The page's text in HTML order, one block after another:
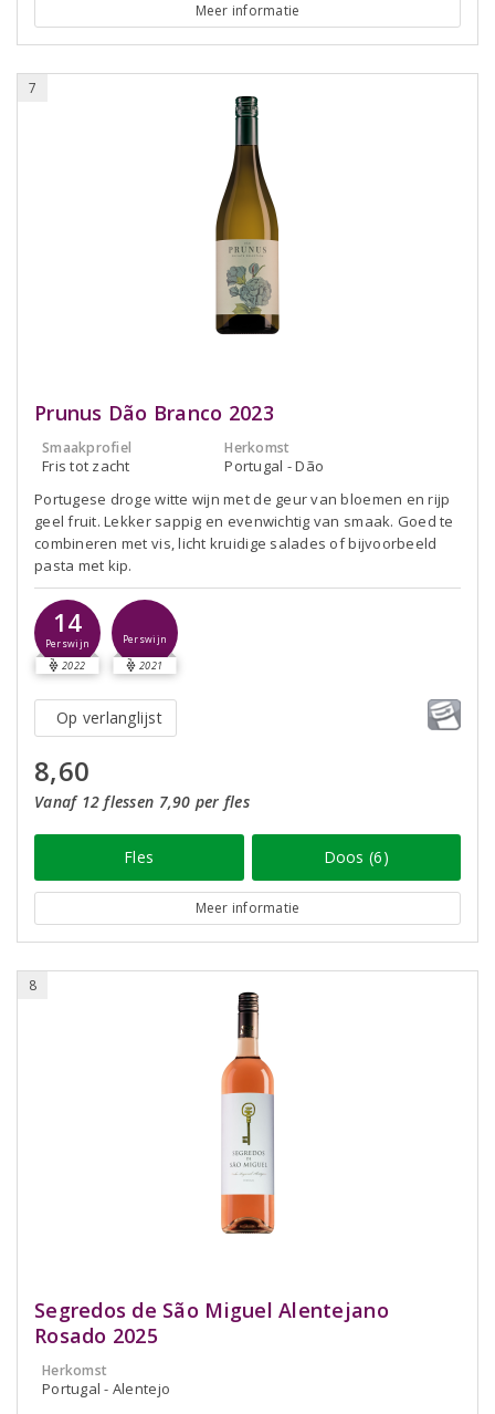
Meer informatie
7
Prunus Dão Branco 2023
Smaakprofiel
Fris tot zacht
Herkomst
Portugal - Dão
Portugese droge witte wijn met de geur van bloemen en rijp
geel fruit. Lekker sappig en evenwichtig van smaak. Goed te
combineren met vis, licht kruidige salades of bijvoorbeeld
pasta met kip.
14
Perswijn
2022
Perswijn
2021
Op verlanglijst
8,60
Vanaf 12 flessen 7,90 per fles
Fles Doos (6)
Meer informatie
8
Segredos de São Miguel Alentejano
Rosado 2025
Herkomst
Portugal - Alentejo